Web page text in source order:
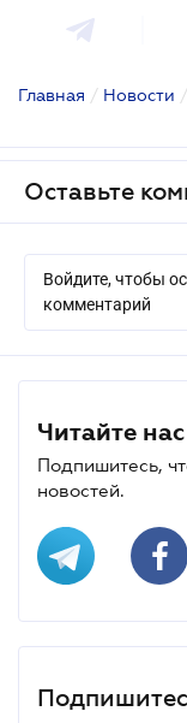
Главная / Новости /
Оставьте
Войдите, чтобы
комментарий
Читайте
Подпишитесь,
новостей.